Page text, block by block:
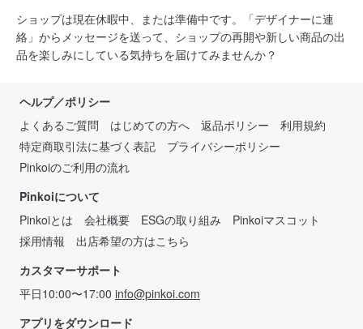
ショップは現在休暇中、または準備中です。「デザイナーに連
絡」からメッセージを送って、ショップの再開や新しい商品の出
品を楽しみにしている気持ちを届けてみませんか？
ヘルプ／ポリシー
よくあるご質問
はじめての方へ 返品ポリシー
利用規約
特定商取引法に基づく表記
プライバシーポリシー
Pinkoiのご利用の流れ
Pinkoiについて
Pinkoiとは
会社概要 ESGの取り組み
Pinkoiマスコット
採用情報
出店希望の方はこちら
カスタマーサポート
平日10:00〜17:00 info@pinkoi.com
アプリをダウンロード